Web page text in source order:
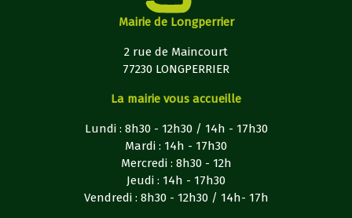
Mairie de Longperrier
2 rue de Maincourt
77230 LONGPERRIER
La mairie vous accueille
Lundi : 8h30 - 12h30 / 14h - 17h30
Mardi : 14h - 17h30
Mercredi : 8h30 - 12h
Jeudi : 14h - 17h30
Vendredi : 8h30 - 12h30 / 14h- 17h